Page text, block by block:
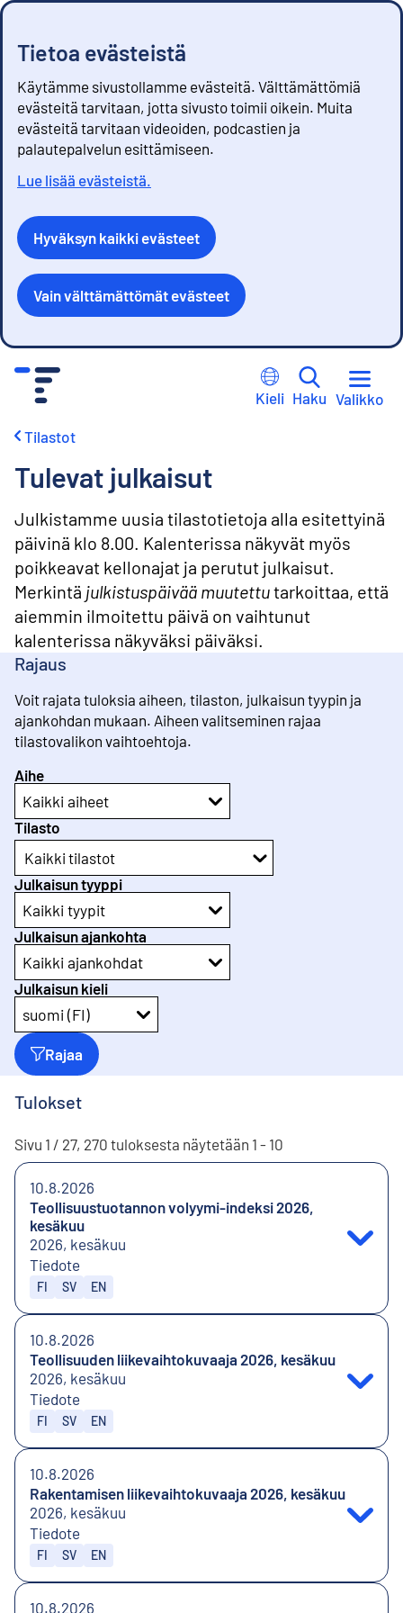
Tietoa evästeistä
Käytämme sivustollamme evästeitä. Välttämättömiä
evästeitä tarvitaan, jotta sivusto toimii oikein. Muita
evästeitä tarvitaan videoiden, podcastien ja
palautepalvelun esittämiseen.
Lue lisää evästeistä.
Hyväksyn kaikki evästeet
Vain välttämättömät evästeet
Kieli Haku Valikko
Tilastot
Tulevat julkaisut
Julkistamme uusia tilastotietoja alla esitettyinä
päivinä klo 8.00. Kalenterissa näkyvät myös
poikkeavat kellonajat ja perutut julkaisut.
Merkintä julkistuspäivää muutettutarkoittaa, että
aiemmin ilmoitettu päivä on vaihtunut
kalenterissa näkyväksi päiväksi.
Rajaus
Voit rajata tuloksia aiheen, tilaston, julkaisun tyypin ja
ajankohdan mukaan. Aiheen valitseminen rajaa
tilastovalikon vaihtoehtoja.
Aihe
Kaikki aiheet
Tilasto
Kaikki tilastot
Julkaisun tyyppi
Kaikki tyypit
Julkaisun ajankohta
Kaikki ajankohdat
Julkaisun kieli
suomi (FI)
Rajaa
Tulokset
Sivu 1 / 27, 270 tuloksesta näytetään 1 - 10
10.8.2026
Teollisuustuotannon volyymi-indeksi 2026,
kesäkuu
2026, kesäkuu
Tiedote
Julkaistaan kielillä
FI SV EN
10.8.2026
Teollisuuden liikevaihtokuvaaja 2026, kesäkuu
2026, kesäkuu
Tiedote
Julkaistaan kielillä
FI SV EN
10.8.2026
Rakentamisen liikevaihtokuvaaja 2026, kesäkuu
2026, kesäkuu
Tiedote
Julkaistaan kielillä
FI SV EN
10.8.2026